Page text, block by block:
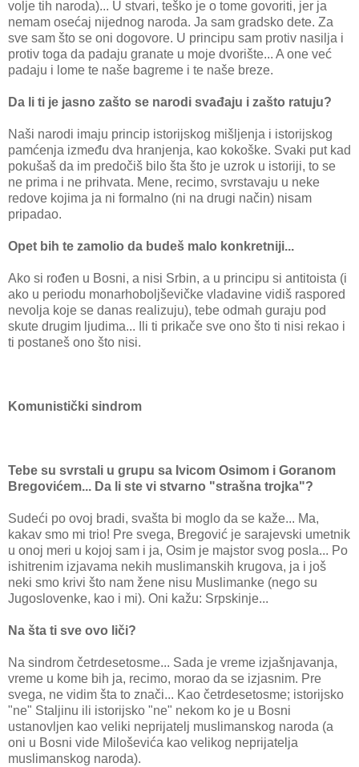
volje tih naroda)... U stvari, teško je o tome govoriti, jer ja
nemam osećaj nijednog naroda. Ja sam gradsko dete. Za
sve sam što se oni dogovore. U principu sam protiv nasilja i
protiv toga da padaju granate u moje dvorište... A one već
padaju i lome te naše bagreme i te naše breze.
Da li ti je jasno zašto se narodi svađaju i zašto ratuju?
Naši narodi imaju princip istorijskog mišljenja i istorijskog
pamćenja između dva hranjenja, kao kokoške. Svaki put kad
pokušaš da im predočiš bilo šta što je uzrok u istoriji, to se
ne prima i ne prihvata. Mene, recimo, svrstavaju u neke
redove kojima ja ni formalno (ni na drugi način) nisam
pripadao.
Opet bih te zamolio da budeš malo konkretniji...
Ako si rođen u Bosni, a nisi Srbin, a u principu si antitoista (i
ako u periodu monarhoboljševičke vladavine vidiš raspored
nevolja koje se danas realizuju), tebe odmah guraju pod
skute drugim ljudima... Ili ti prikače sve ono što ti nisi rekao i
ti postaneš ono što nisi.
Komunistički sindrom
Tebe su svrstali u grupu sa Ivicom Osimom i Goranom
Bregovićem... Da li ste vi stvarno "strašna trojka"?
Sudeći po ovoj bradi, svašta bi moglo da se kaže... Ma,
kakav smo mi trio! Pre svega, Bregović je sarajevski umetnik
u onoj meri u kojoj sam i ja, Osim je majstor svog posla... Po
ishitrenim izjavama nekih muslimanskih krugova, ja i još
neki smo krivi što nam žene nisu Muslimanke (nego su
Jugoslovenke, kao i mi). Oni kažu: Srpskinje...
Na šta ti sve ovo liči?
Na sindrom četrdesetosme... Sada je vreme izjašnjavanja,
vreme u kome bih ja, recimo, morao da se izjasnim. Pre
svega, ne vidim šta to znači... Kao četrdesetosme; istorijsko
"ne" Staljinu ili istorijsko "ne" nekom ko je u Bosni
ustanovljen kao veliki neprijatelj muslimanskog naroda (a
oni u Bosni vide Miloševića kao velikog neprijatelja
muslimanskog naroda).